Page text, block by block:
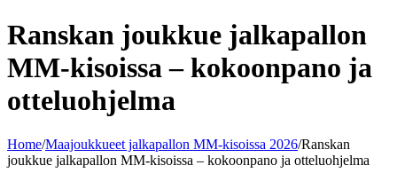
Ranskan joukkue jalkapallon
MM-kisoissa – kokoonpano ja
otteluohjelma
Home/Maajoukkueet jalkapallon MM-kisoissa 2026/Ranskan
joukkue jalkapallon MM-kisoissa – kokoonpano ja otteluohjelma